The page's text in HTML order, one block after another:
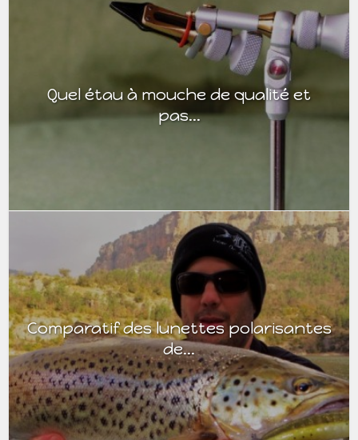
Quel étau à mouche de qualité et
pas...
Comparatif des lunettes polarisantes
de...